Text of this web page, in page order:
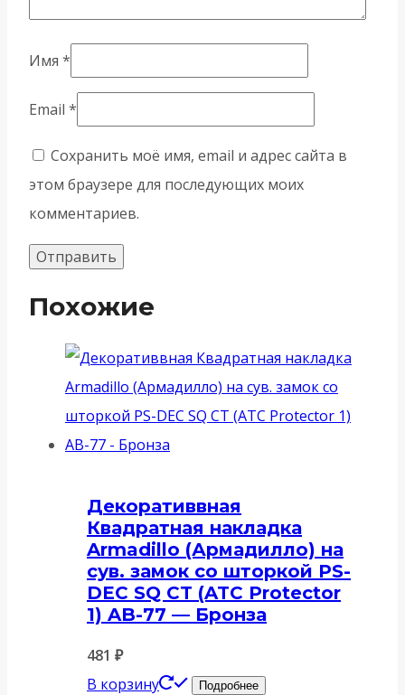
Имя *
Email *
Сохранить моё имя, email и адрес сайта в
этом браузере для последующих моих
комментариев.
Похожие
Декоративвная
Квадратная накладка
Armadillo (Армадилло) на
сув. замок со шторкой PS-
DEC SQ CT (ATC Protector
1) AB-77 — Бронза
481 ₽
В корзину
Подробнее